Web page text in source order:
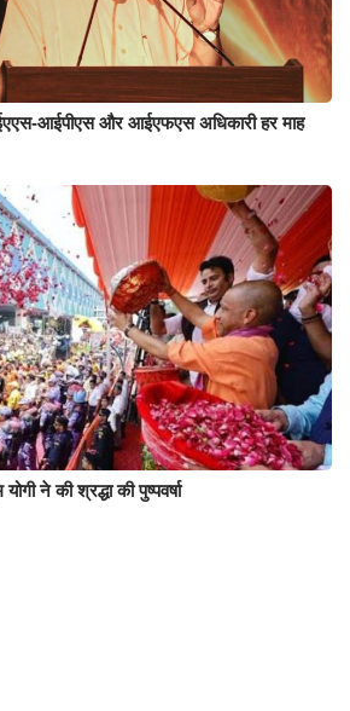
आईपीएस और आईएफएस अधिकारी हर माह
ने की श्रद्धा की पुष्पवर्षा